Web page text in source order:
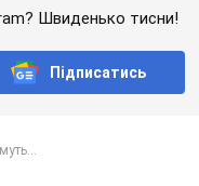
Швиденько тисни!
Підписатись